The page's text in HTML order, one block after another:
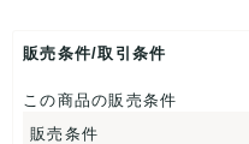
【 商品札 】
なし
販売条件/取引条件
この商品の販売条件
販売条件